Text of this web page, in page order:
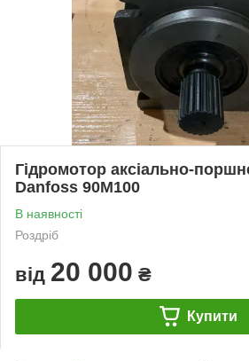
Гідромотор аксіально-
Danfoss 90M100
В наявності
Роздріб
від 20 000 ₴
Купити